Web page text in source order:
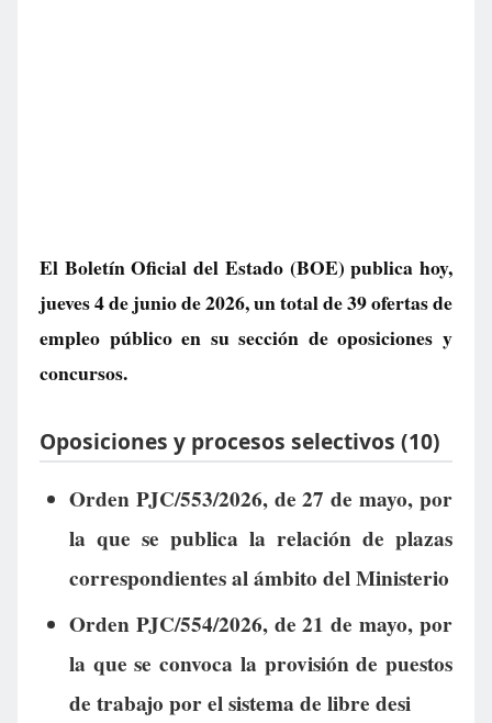
El Boletín Oficial del Estado (BOE) publica hoy,
jueves 4 de junio de 2026, un total de39 ofertas de
empleo públicoen su sección de oposiciones y
concursos.
Oposiciones y procesos selectivos (10)
Orden PJC/553/2026, de 27 de mayo, por
la que se publica la relación de plazas
correspondientes al ámbito del Ministerio
Orden PJC/554/2026, de 21 de mayo, por
la que se convoca la provisión de puestos
de trabajo por el sistema de libre desi